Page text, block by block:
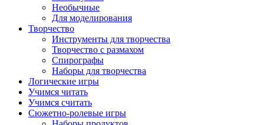
Необычные
Для моделирования
Творчество
Инструменты для творчества
Творчество с размахом
Спирографы
Наборы для творчества
Логические игры
Учимся читать
Учимся считать
Сюжетно-ролевые игры